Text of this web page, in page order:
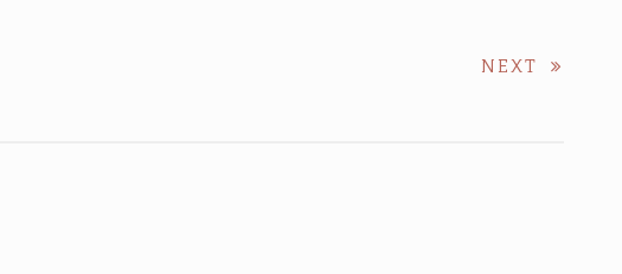
NEXT
NEXT